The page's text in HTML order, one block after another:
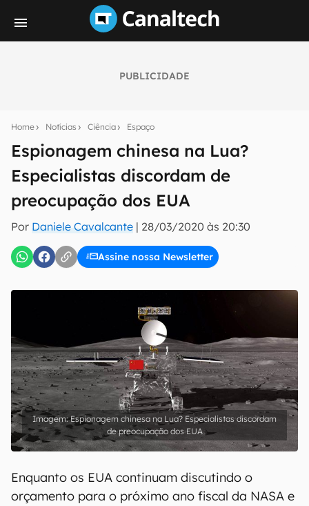
PUBLICIDADE
Home Notícias Ciência Espaço
Espionagem chinesa na Lua?
Especialistas discordam de
preocupação dos EUA
Por Daniele Cavalcante | 28/03/2020 às 20:30
Assine nossa Newsletter
notícias e reviews sobre tecnologia em primeira
mão.
E-mail
inscreva-se
Uso e Política de Privacidade do Canaltech.
Espionagem chinesa na Lua? Especialistas discordam
de preocupação dos EUA
Enquanto os EUA continuam discutindo o
orçamento para o próximo ano fiscal da NASA e